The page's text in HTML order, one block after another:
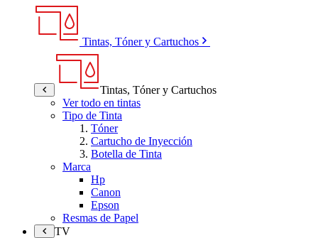
Tintas, Tóner y Cartuchos
Tintas, Tóner y Cartuchos
Ver todo en tintas
Tipo de Tinta
Tóner
Cartucho de Inyección
Botella de Tinta
Marca
Hp
Canon
Epson
Resmas de Papel
TV